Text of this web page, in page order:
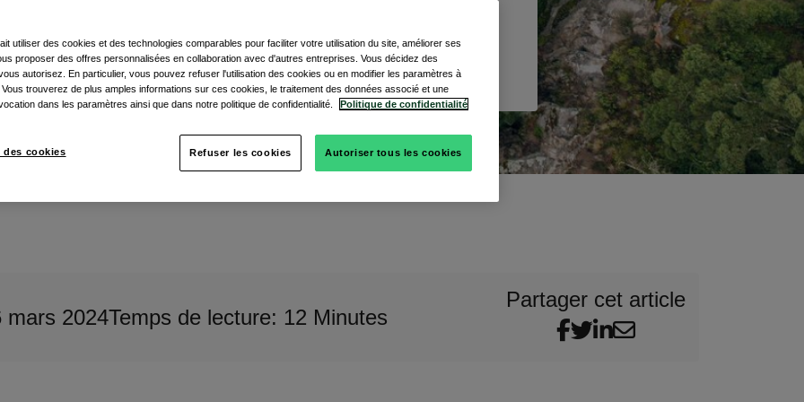
haleine ?
B2B
mars 2024Temps de lecture: 12 Minutes
Partager cet article
utiliser des cookies et des technologies comparables pour faciliter votre utilisation du site, améliorer ses
proposer des offres personnalisées en collaboration avec d'autres entreprises. Vous décidez des
autorisez. En particulier, vous pouvez refuser l'utilisation des cookies ou en modifier les paramètres à
trouverez de plus amples informations sur ces cookies, le traitement des données associé et une
dans les paramètres ainsi que dans notre politique de confidentialité.
Politique de confidentialité
des cookies Refuser les cookies Autoriser tous les cookies